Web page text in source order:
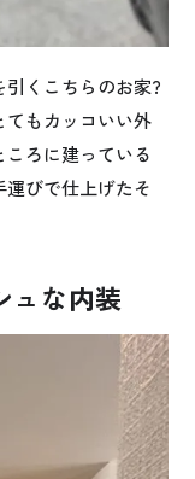
くこちらのお家?
てもカッコいい外
ろに建っている
びで仕上げたそ
ュな内装